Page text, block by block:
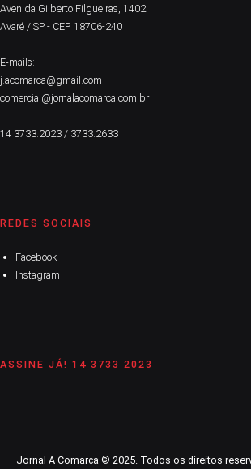
Avenida Gilberto Filgueiras, 1402
Avaré / SP - CEP. 18706-240
E-mails:
j.acomarca@gmail.com
comercial@jornalacomarca.com.br
14 3733.2023 / 3733.2633
REDES SOCIAIS
Facebook
Instagram
ASSINE JÁ! 14 3733 2023
Jornal A Comarca © 2025. Todos os direitos